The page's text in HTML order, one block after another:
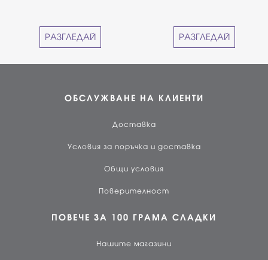
РАЗГЛЕДАЙ РАЗГЛЕДАЙ
ОБСЛУЖВАНЕ НА КЛИЕНТИ
Доставка
Условия за поръчка и доставка
Общи условия
Поверителност
ПОВЕЧЕ ЗА 100 ГРАМА СЛАДКИ
Нашите магазини